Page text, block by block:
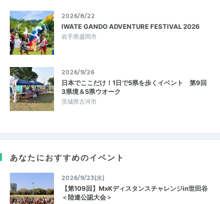
2026/8/22
IWATE GANDO ADVENTURE FESTIVAL 2026
岩手県盛岡市
2026/9/26
日本でここだけ！1日で5県を歩くイベント 第9回
3県境＆5県ウオーク
茨城県古河市
あなたにおすすめのイベント
2026/9/23(水)
【第109回】MxKディスタンスチャレンジin世田谷
＜陸連公認大会＞